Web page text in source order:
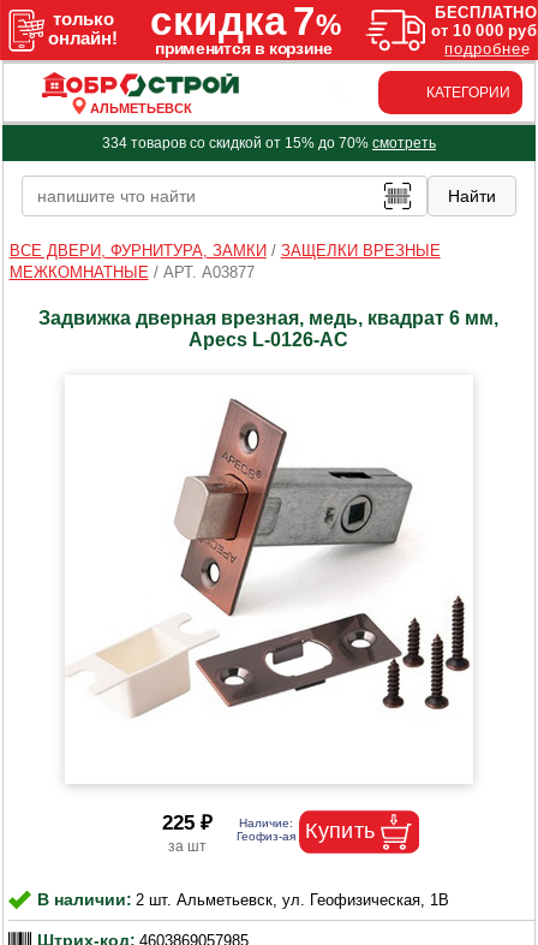
АЛЬМЕТЬЕВСК
КАТЕГОРИИ
334 товаров со скидкой от 15% до 70% смотреть
ВСЕ ДВЕРИ, ФУРНИТУРА, ЗАМКИ / ЗАЩЕЛКИ ВРЕЗНЫЕ
МЕЖКОМНАТНЫЕ / АРТ. A03877
Задвижка дверная врезная, медь, квадрат 6 мм,
Apecs L-0126-AС
225 ₽
В наличии: 2 шт. Альметьевск, ул. Геофизическая, 1В
Штрих-код: 4603869057985